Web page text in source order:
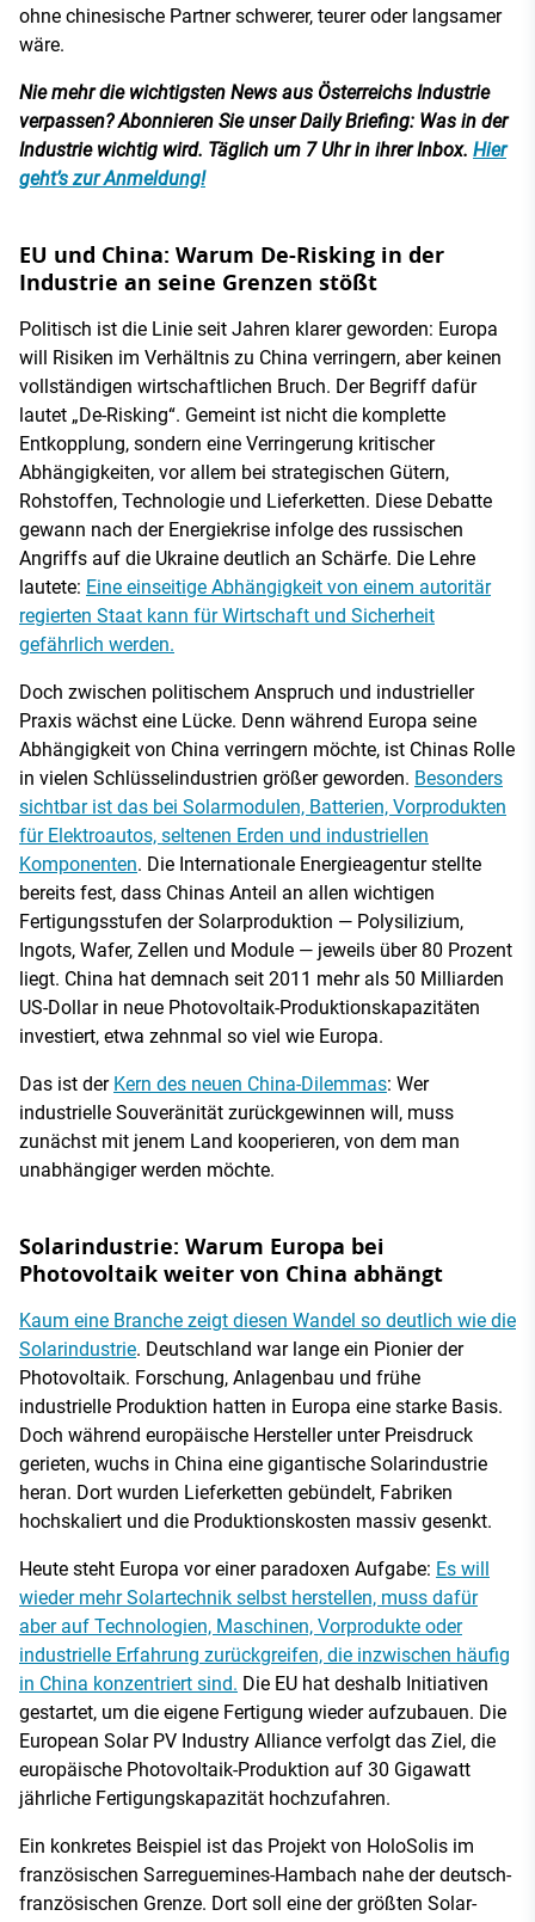
ohne chinesische Partner schwerer, teurer oder langsamer
wäre.
Nie mehr die wichtigsten News aus Österreichs Industrie
verpassen? Abonnieren Sie unser Daily Briefing: Was in der
Industrie wichtig wird. Täglich um 7 Uhr in ihrer Inbox. Hier
geht’s zur Anmeldung!
EU und China: Warum De-Risking in der
Industrie an seine Grenzen stößt
Politisch ist die Linie seit Jahren klarer geworden: Europa
will Risiken im Verhältnis zu China verringern, aber keinen
vollständigen wirtschaftlichen Bruch. Der Begriff dafür
lautet „De-Risking“. Gemeint ist nicht die komplette
Entkopplung, sondern eine Verringerung kritischer
Abhängigkeiten, vor allem bei strategischen Gütern,
Rohstoffen, Technologie und Lieferketten. Diese Debatte
gewann nach der Energiekrise infolge des russischen
Angriffs auf die Ukraine deutlich an Schärfe. Die Lehre
lautete: Eine einseitige Abhängigkeit von einem autoritär
regierten Staat kann für Wirtschaft und Sicherheit
gefährlich werden.
Doch zwischen politischem Anspruch und industrieller
Praxis wächst eine Lücke. Denn während Europa seine
Abhängigkeit von China verringern möchte, ist Chinas Rolle
in vielen Schlüsselindustrien größer geworden. Besonders
sichtbar ist das bei Solarmodulen, Batterien, Vorprodukten
für Elektroautos, seltenen Erden und industriellen
Komponenten. Die Internationale Energieagentur stellte
bereits fest, dass Chinas Anteil an allen wichtigen
Fertigungsstufen der Solarproduktion — Polysilizium,
Ingots, Wafer, Zellen und Module — jeweils über 80 Prozent
liegt. China hat demnach seit 2011 mehr als 50 Milliarden
US-Dollar in neue Photovoltaik-Produktionskapazitäten
investiert, etwa zehnmal so viel wie Europa.
Das ist der Kern des neuen China-Dilemmas: Wer
industrielle Souveränität zurückgewinnen will, muss
zunächst mit jenem Land kooperieren, von dem man
unabhängiger werden möchte.
Solarindustrie: Warum Europa bei
Photovoltaik weiter von China abhängt
Kaum eine Branche zeigt diesen Wandel so deutlich wie die
Solarindustrie. Deutschland war lange ein Pionier der
Photovoltaik. Forschung, Anlagenbau und frühe
industrielle Produktion hatten in Europa eine starke Basis.
Doch während europäische Hersteller unter Preisdruck
gerieten, wuchs in China eine gigantische Solarindustrie
heran. Dort wurden Lieferketten gebündelt, Fabriken
hochskaliert und die Produktionskosten massiv gesenkt.
Heute steht Europa vor einer paradoxen Aufgabe: Es will
wieder mehr Solartechnik selbst herstellen, muss dafür
aber auf Technologien, Maschinen, Vorprodukte oder
industrielle Erfahrung zurückgreifen, die inzwischen häufig
in China konzentriert sind. Die EU hat deshalb Initiativen
gestartet, um die eigene Fertigung wieder aufzubauen. Die
European Solar PV Industry Alliance verfolgt das Ziel, die
europäische Photovoltaik-Produktion auf 30 Gigawatt
jährliche Fertigungskapazität hochzufahren.
Ein konkretes Beispiel ist das Projekt von HoloSolis im
französischen Sarreguemines-Hambach nahe der deutsch-
französischen Grenze. Dort soll eine der größten Solar-